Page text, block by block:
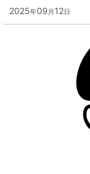
2025年09 月 12日